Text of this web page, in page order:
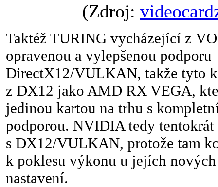
(Zdroj:
Taktéž TURING vycházející z
opravenou a vylepšenou podporu
DirectX12/VULKAN, takže tyto
z DX12 jako AMD RX VEGA,
jedinou kartou na trhu s
podporou. NVIDIA tedy tentokrát
s DX12/VULKAN, protože tam
k poklesu výkonu u jejích
nastavení.